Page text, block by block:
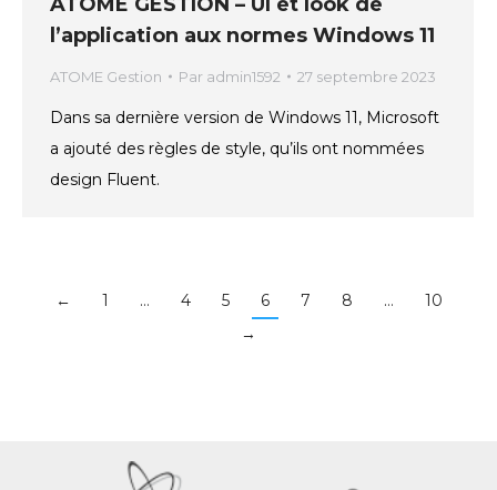
l’application aux normes Windows 11
ATOME Gestion Par admin1592 27 septembre 2023
Dans sa dernière version de Windows 11, Microsoft
a ajouté des règles de style, qu’ils ont nommées
design Fluent.
← 1 … 4 5 6 7 8 …
10
→